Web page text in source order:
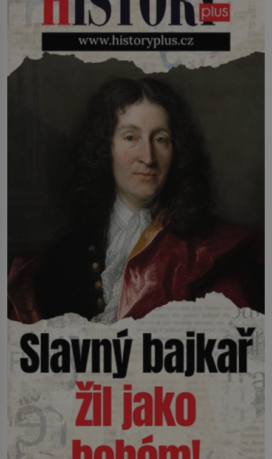
sebe. Američan Robert William Kearns
(1927–2005), který během vlastní
svatby přijde […]